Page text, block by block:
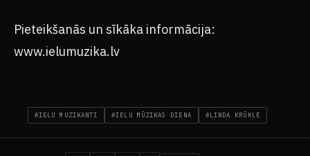
Pieteikšanās un sīkāka informācija:
www.ielumuzika.lv
#IELU MUZIKANTI #IELU MŪZIKAS DIENA #LINDA KRŪKLE